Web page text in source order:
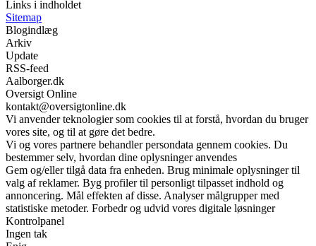
Links i indholdet
Sitemap
Blogindlæg
Arkiv
Update
RSS-feed
Aalborger.dk
Oversigt Online
kontakt@oversigtonline.dk
Vi anvender teknologier som cookies til at forstå, hvordan du bruger
vores site, og til at gøre det bedre.
Vi og vores partnere behandler persondata gennem cookies. Du
bestemmer selv, hvordan dine oplysninger anvendes
Gem og/eller tilgå data fra enheden. Brug minimale oplysninger til
valg af reklamer. Byg profiler til personligt tilpasset indhold og
annoncering. Mål effekten af disse. Analyser målgrupper med
statistiske metoder. Forbedr og udvid vores digitale løsninger
Kontrolpanel
Ingen tak